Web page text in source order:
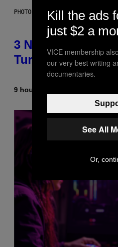
PHOTO BY NIELS VAN IPEREN/
3 No-Skip Britpop
Turning 30 This
9 hours ago
Kill the ads
just $2 a
VICE membership
our very best writing
documentaries.
See All
Or,